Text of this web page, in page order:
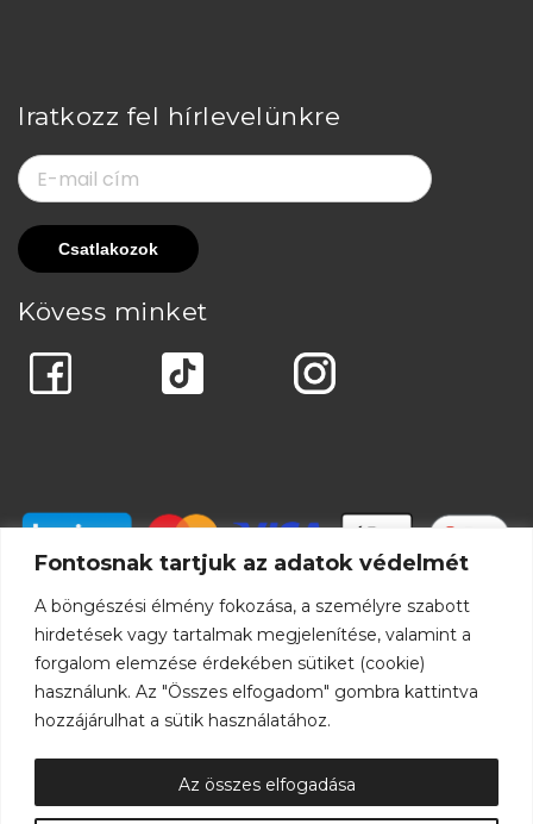
Fontosnak tartjuk az adatok védelmét
A böngészési élmény fokozása, a személyre szabott
hirdetések vagy tartalmak megjelenítése, valamint a
forgalom elemzése érdekében sütiket (cookie)
használunk. Az "Összes elfogadom" gombra kattintva
hozzájárulhat a sütik használatához.
Az összes elfogadása
Iratkozz fel hírlevelünkre
Kövess minket